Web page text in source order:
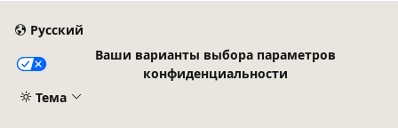
Русский
Ваши варианты выбора параметров
конфиденциальности
Тема